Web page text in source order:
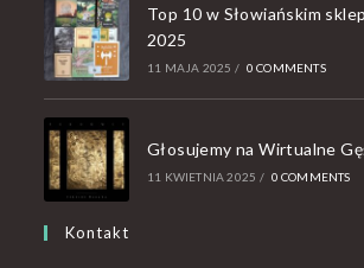
Top 10 w Słowiańskim
2025
11 MAJA 2025 / 0 COMMENTS
Głosujemy na Wirtualne
11 KWIETNIA 2025 / 0 COMMENTS
Kontakt